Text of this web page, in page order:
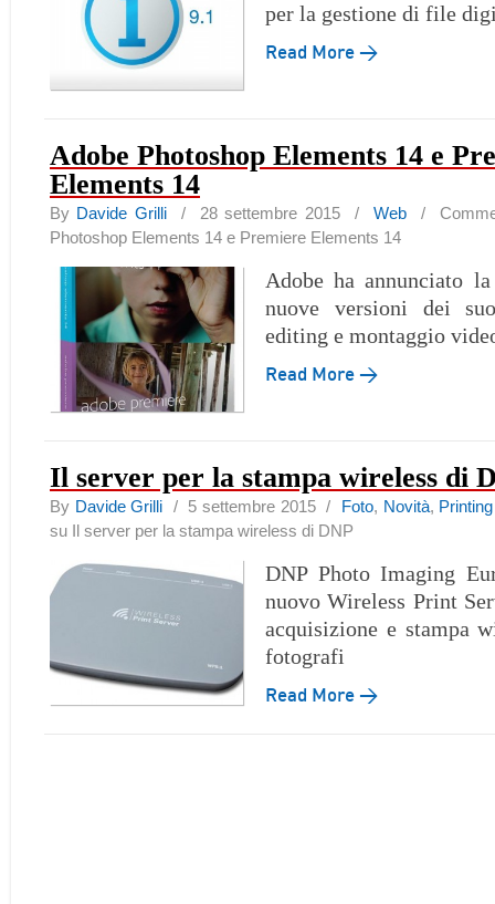
per la gestione di file
Read More →
Adobe Photoshop Elements 14 e
Elements 14
By Davide Grilli/ 28 settembre 2015 / Web/
Photoshop Elements 14 e Premiere Elements 14
Adobe ha annunciato
nuove versioni dei
editing e montaggio
Read More →
Il server per la stampa wireless di
By Davide Grilli / 5 settembre 2015 / Foto, Novità, Printing
su Il server per la stampa wireless di DNP
DNP Photo Imaging
nuovo Wireless Print
acquisizione e stampa
fotografi
Read More →